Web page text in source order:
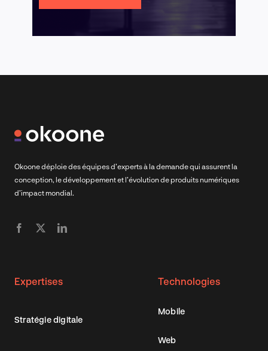
Okoone déploie des équipes d’experts à la demande qui assurent la
conception, le développement et l’évolution de produits numériques
d’impact mondial.
Expertises
Stratégie digitale
Technologies
Mobile
Web